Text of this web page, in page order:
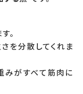
。
を分散してくれま
みがすべて筋肉に